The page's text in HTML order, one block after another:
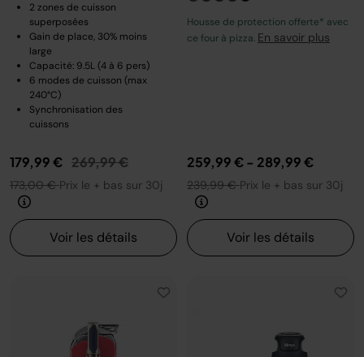
2 zones de cuisson
superposées
Gain de place, 30% moins
large
Capacité: 9.5L (4 à 6 pers)
6 modes de cuisson (max
240°C)
Synchronisation des
cuissons
179,99 € Prix réduit de
269,99 €au
173,00 €Prix le + bas sur 30j
Voir les détails
Housse de protection offerte* avec
ce four à pizza. En savoir plus
259,99 €- 289,99 €
239,99 €Prix le + bas sur 30j
Voir les détails